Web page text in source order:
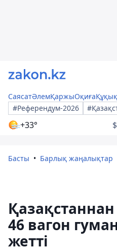
СаясатӘлемҚаржыОқиғаҚұқық
#Референдум-2026
+33° $
Басты Барлық жаңалықтар
Қазақстаннан
46 вагон
жетті